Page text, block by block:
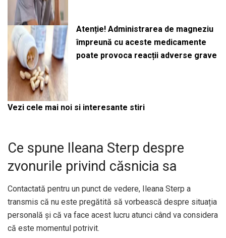
Atenție! Administrarea de magneziu
împreună cu aceste medicamente
poate provoca reacții adverse grave
Vezi cele mai noi si interesante stiri
Ce spune Ileana Sterp despre
zvonurile privind căsnicia sa
Contactată pentru un punct de vedere, Ileana Sterp a
transmis că nu este pregătită să vorbească despre situația
personală și că va face acest lucru atunci când va considera
că este momentul potrivit.